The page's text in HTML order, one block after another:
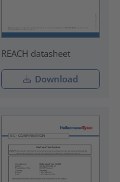
REACH datasheet
Download